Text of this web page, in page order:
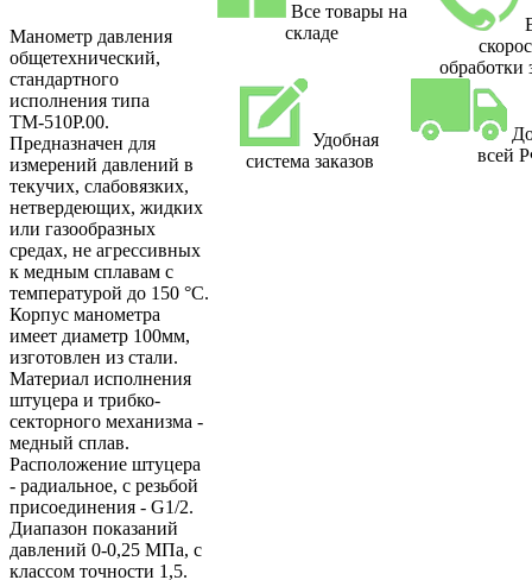
Манометр давления
общетехнический,
стандартного
исполнения типа
ТМ-510Р.00.
Предназначен для
измерений давлений в
текучих, слабовязких,
нетвердеющих, жидких
или газообразных
средах, не агрессивных
к медным сплавам с
температурой до 150 °С.
Корпус манометра
имеет диаметр 100мм,
изготовлен из стали.
Материал исполнения
штуцера и трибко-
секторного механизма -
медный сплав.
Расположение штуцера
- радиальное, с резьбой
присоединения - G1/2.
Диапазон показаний
давлений 0-0,25 МПа, с
классом точности 1,5.
Все товары на
складе
обработки
Удобная
система заказов
всей